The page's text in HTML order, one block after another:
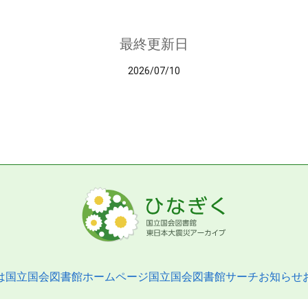
最終更新日
2026/07/10
国立国会図書館ホームページ国立国会図書館サーチお知らせ